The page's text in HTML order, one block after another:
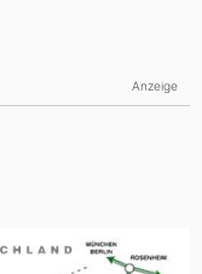
Anzeige